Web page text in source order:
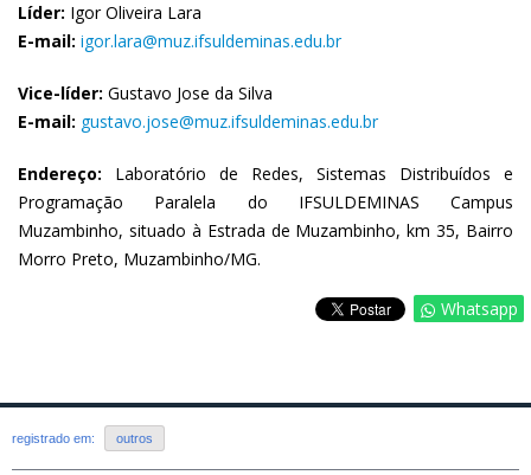
Líder: Igor Oliveira Lara
E-mail: igor.lara@muz.ifsuldeminas.edu.br
Vice-líder: Gustavo Jose da Silva
E-mail: gustavo.jose@muz.ifsuldeminas.edu.br
Endereço: Laboratório de Redes, Sistemas Distribuídos e
Programação Paralela do IFSULDEMINAS Campus
Muzambinho, situado à Estrada de Muzambinho, km 35, Bairro
Morro Preto, Muzambinho/MG.
Whatsapp
registrado em: outros